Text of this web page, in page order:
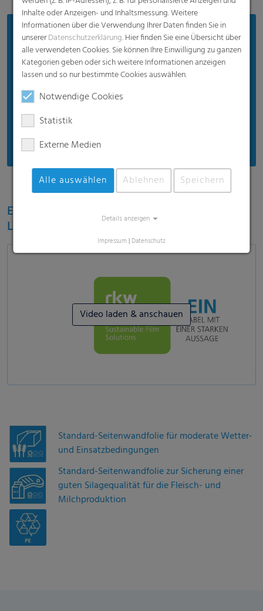
Vorteile
Bewährte Produktqualität
Schützt Silos und Silage
Effizienter Preis
Erfahren Sie mehr über das RKW ECORE
Label für nachhaltige Folienlösungen
Video laden & anschauen
Standard-Seitenwandfolie für moderate Wetter-
und Einsatzbedingungen
Standard-Seitenwandfolie zur Sicherung einer
guten Silagequalität für die Fleisch- und
Milchproduktion
Inhalte oder Anzeigen- und Inhaltsmessung. Weitere
Informationen über die Verwendung Ihrer Daten finden Sie in
unsererDatenschutzerklärung. Hier finden Sie eine Übersicht über
alle verwendeten Cookies. Sie können Ihre Einwilligung zu ganzen
Kategorien geben oder sich weitere Informationen anzeigen
lassen und so nur bestimmte Cookies auswählen.
Notwendige Cookies
Statistik
Externe Medien
Alle auswählen Ablehnen Speichern
Details anzeigen
Impressum | Datenschutz